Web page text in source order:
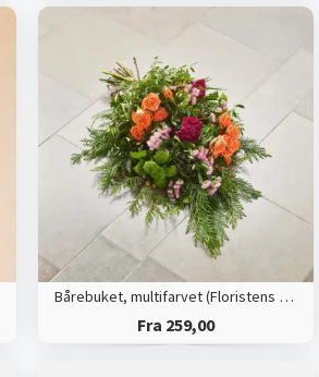
Bårebuket, multifarvet (Floristens kreative valg)
Fra 259,00